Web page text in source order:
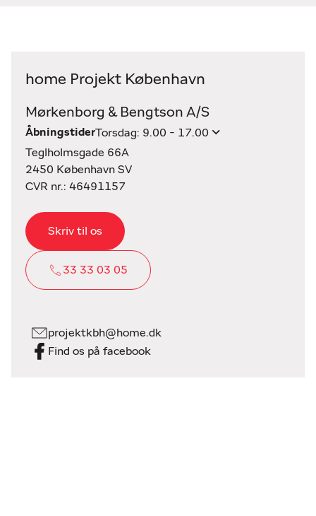
home Projekt København
Mørkenborg & Bengtson A/S
ÅbningstiderTorsdag: 9.00 - 17.00
Teglholmsgade 66A
2450 København SV
CVR nr.: 46491157
Skriv til os
33 33 03 05
projektkbh@home.dk
Find os på facebook